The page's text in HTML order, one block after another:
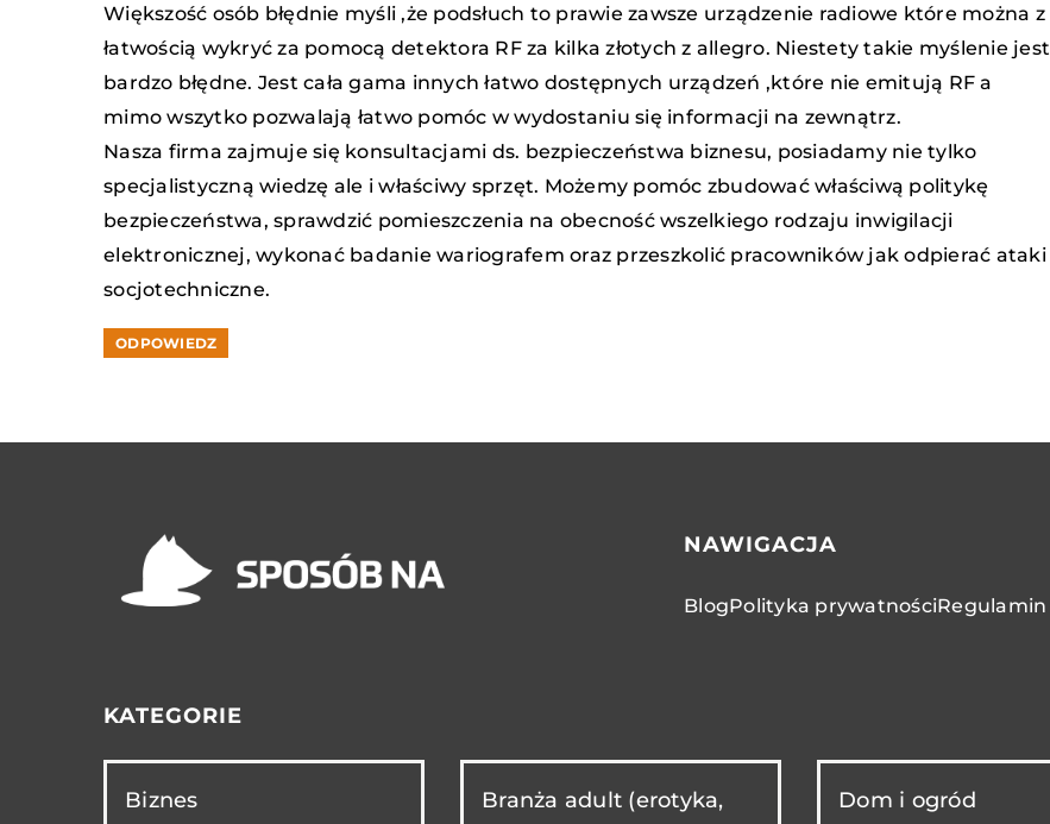
Większość osób błędnie myśli ,że podsłuch to prawie zawsze urządzenie radiowe które można z
łatwością wykryć za pomocą detektora RF za kilka złotych z allegro. Niestety takie myślenie jest
bardzo błędne. Jest cała gama innych łatwo dostępnych urządzeń ,które nie emitują RF a
mimo wszytko pozwalają łatwo pomóc w wydostaniu się informacji na zewnątrz.
Nasza firma zajmuje się konsultacjami ds. bezpieczeństwa biznesu, posiadamy nie tylko
specjalistyczną wiedzę ale i właściwy sprzęt. Możemy pomóc zbudować właściwą politykę
bezpieczeństwa, sprawdzić pomieszczenia na obecność wszelkiego rodzaju inwigilacji
elektronicznej, wykonać badanie wariografem oraz przeszkolić pracowników jak odpierać ataki
socjotechniczne.
ODPOWIEDZ
NAWIGACJA
BlogPolityka prywatnościRegulamin
KATEGORIE
Biznes
Branża adult (erotyka,
Dom i ogród